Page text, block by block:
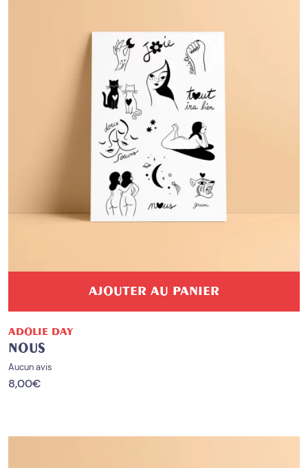
AJOUTER AU PANIER
ADOLIE DAY
NOUS
Aucun avis
8,00€